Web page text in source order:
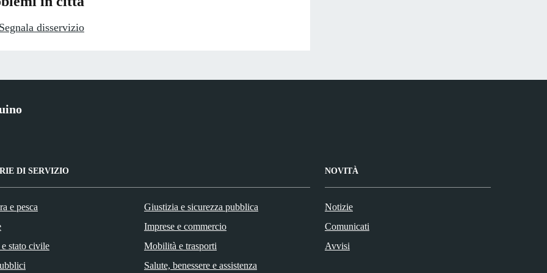
disservizio
DI SERVIZIO
e pesca
stato civile
Giustizia e sicurezza pubblica
Imprese e commercio
Mobilità e trasporti
Salute, benessere e assistenza
NOVITÀ
Notizie
Comunicati
Avvisi